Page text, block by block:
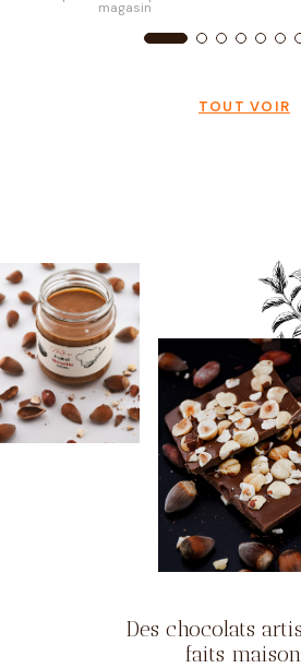
magasin
TOUT VOIR
Des chocolats
faits maison